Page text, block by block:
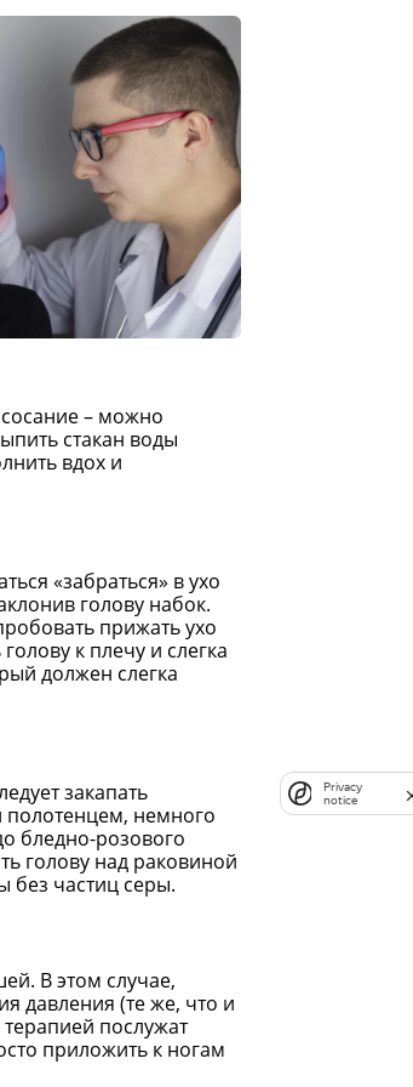
– можно
стакан воды
вдох и
«забраться» в ухо
голову набок.
прижать ухо
к плечу и слегка
должен слегка
закапать
полотенцем, немного
бледно-розового
голову над раковиной
без частиц серы.
В этом случае,
давления (те же, что и
послужат
приложить к ногам
Privacy
notice